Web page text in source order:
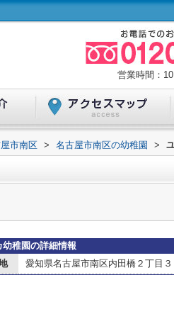
営業時間：
市南区 > 名古屋市南区の幼稚園 >
幼稚園の詳細情報
愛知県名古屋市南区内田橋２丁目３